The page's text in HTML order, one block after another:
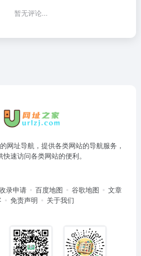
暂无评论...
网址导航，提供各类网站的导航服务，
快速访问各类网站的便利。
录申请 百度地图 谷歌地图
文章
免责声明 关于我们